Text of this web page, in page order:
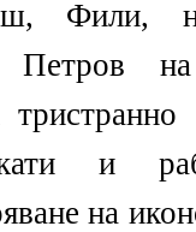
Фили,
Петров
и
на